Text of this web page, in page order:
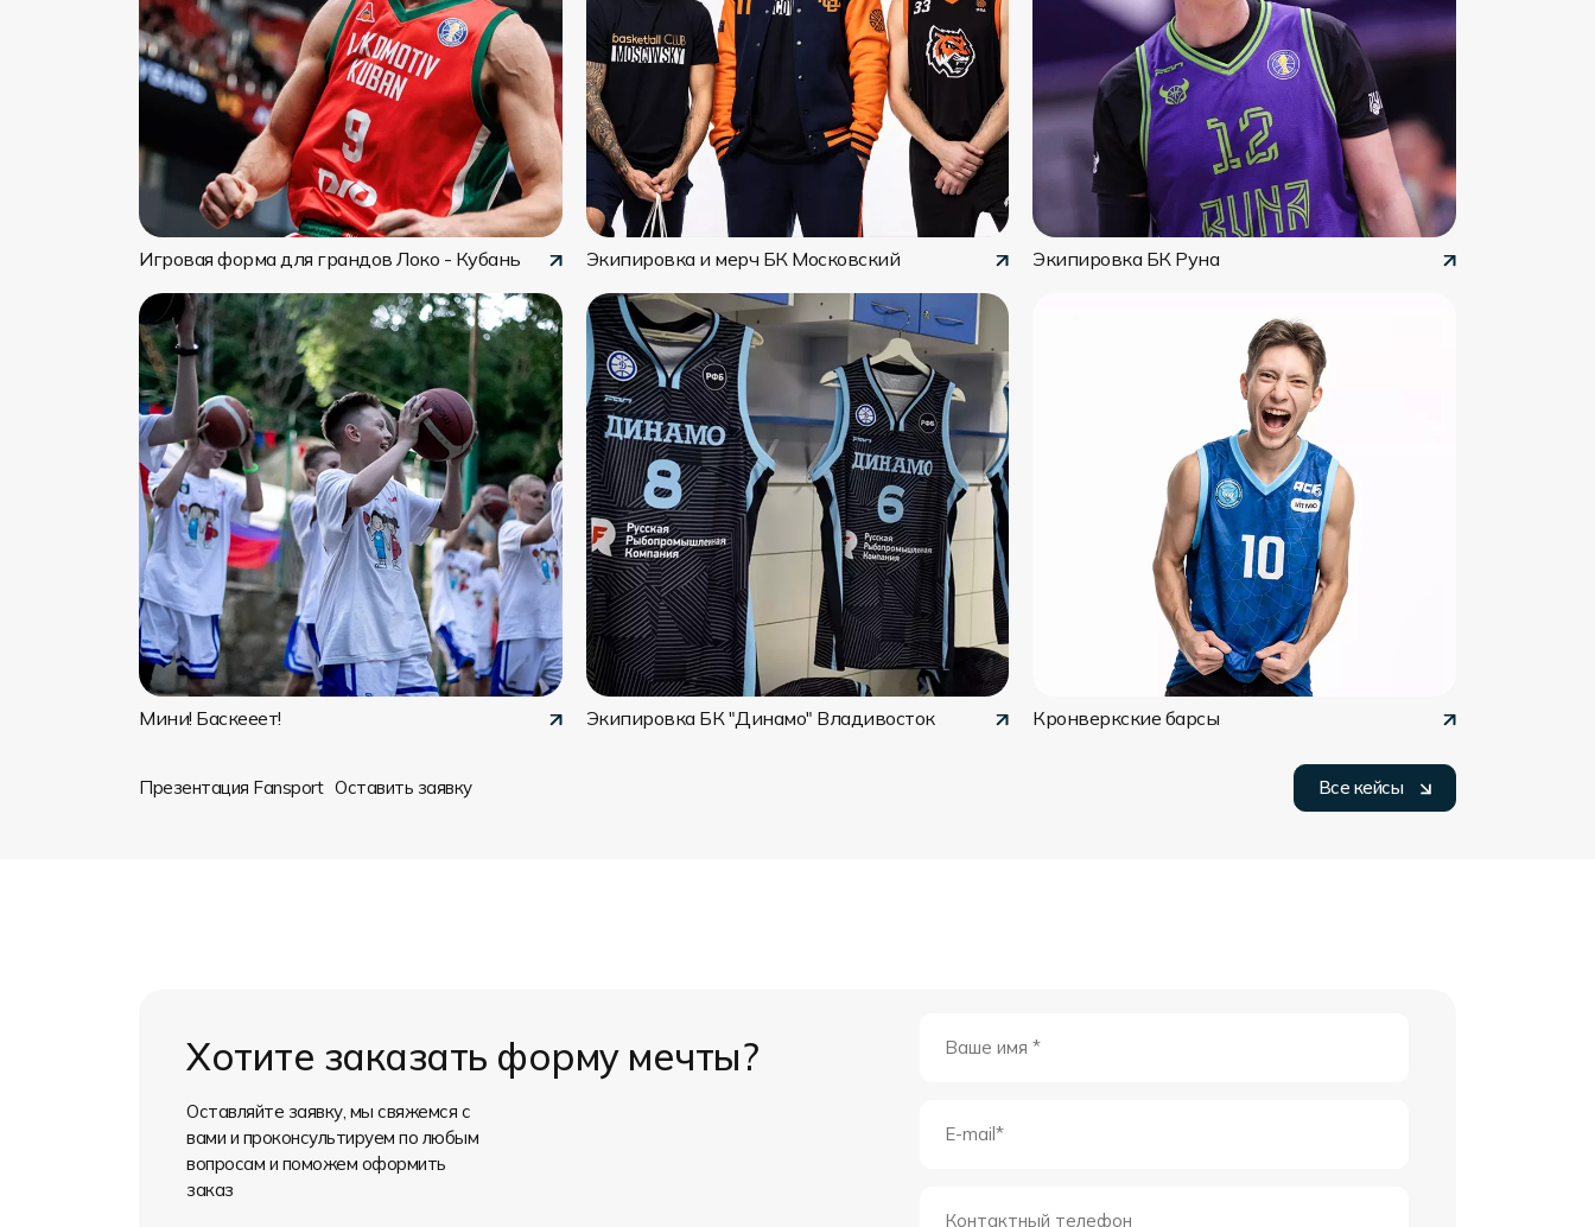
Игровая форма для грандов Локо - Кубань Экипировка и мерч БК Московский Экипировка БК Руна
Мини! Баскееет! Экипировка БК "Динамо" Владивосток Кронверкские барсы
Презентация Fansport Оставить заявку Все кейсы
Хотите заказать форму мечты?
Оставляйте заявку, мы свяжемся с
вами и проконсультируем по любым
вопросам и поможем оформить
заказ